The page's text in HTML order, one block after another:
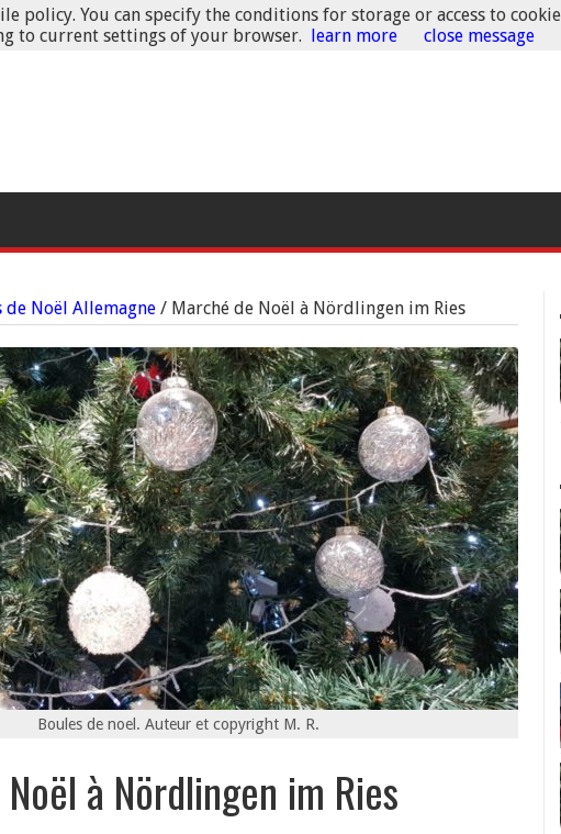
de Noël Allemagne / Marché de Noël à Nördlingen im Ries
Boules de noel. Auteur et copyright M. R.
à Nördlingen im Ries
policy. You can specify the conditions for storage or access to
to current settings of your browser. learn more close message